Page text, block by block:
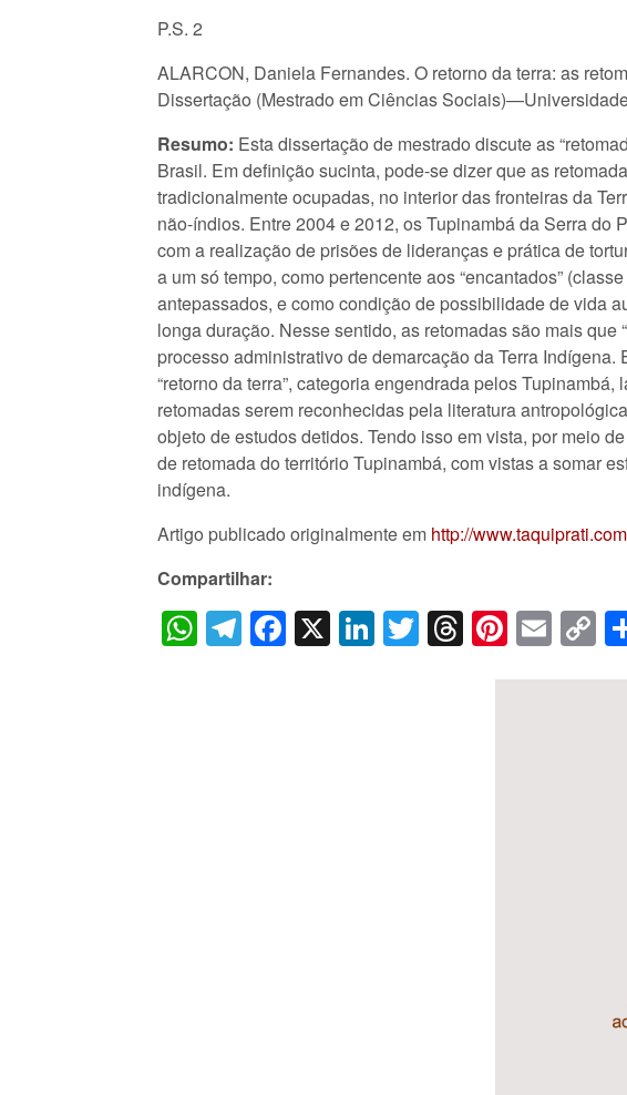
P.S. 2
ALARCON, Daniela Fernandes. O retorno da terra: as
Dissertação (Mestrado em Ciências
Resumo: Esta dissertação de mestrado discute as
Brasil. Em definição sucinta, pode-se dizer que as
tradicionalmente ocupadas, no interior das fronteiras da
não-índios. Entre 2004 e 2012, os Tupinambá da Serra do
com a realização de prisões de lideranças e prática de
a um só tempo, como pertencente aos “encantados”
antepassados, e como condição de possibilidade de vida
longa duração. Nesse sentido, as retomadas são mais
processo administrativo de demarcação da Terra
“retorno da terra”, categoria engendrada pelos
retomadas serem reconhecidas pela literatura
objeto de estudos detidos. Tendo isso em vista, por meio
de retomada do território Tupinambá, com vistas a somar
indígena.
Artigo publicado originalmente em http://
Compartilhar:
WhatsApp
Telegram
Facebook
X LinkedIn
Twitter
Threads